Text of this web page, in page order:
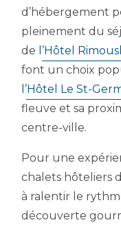
d’hébergement
pleinement du
de l’Hôtel
font un choix
l’Hôtel Le St-
fleuve et sa
centre-ville.
Pour une
chalets hôteliers
à ralentir le
découverte